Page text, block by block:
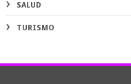
SALUD
TURISMO